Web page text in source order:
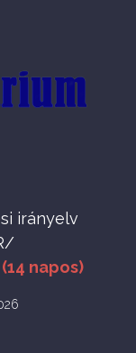
irányelv
napos)